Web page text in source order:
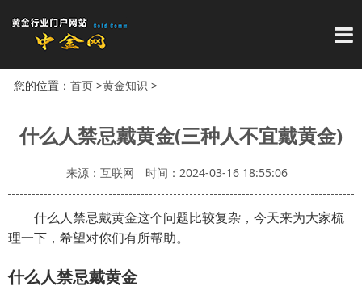
导
您的位置： 首页>黄金知识 >
什么人禁忌戴黄金(三种人不宜戴黄金)
来源：互联网 时间：2024-03-16 18:55:06
什么人禁忌戴黄金这个问题比较复杂，今天来为大家梳
理一下，希望对你们有所帮助。
什么人禁忌戴黄金